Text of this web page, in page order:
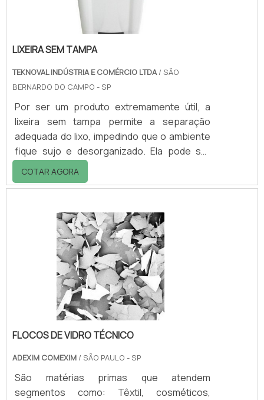
LIXEIRA SEM TAMPA
TEKNOVAL INDÚSTRIA E COMÉRCIO LTDA/ SÃO
BERNARDO DO CAMPO - SP
Por ser um produto extremamente útil, a
lixeira sem tampa permite a separação
adequada do lixo, impedindo que o ambiente
fique sujo e desorganizado. Ela pode ser
solicitada em tamanhos e capacidades
distintas, adequando-se assim a diversos
versatilidade, é possível obter diversas
vantagens, como por exemplo a eficiência
do produto, organização e limpeza do
ambiente. Solicite uma cotação entrando em
contato com a Teknoval! .
COTAR AGORA
FLOCOS DE VIDRO TÉCNICO
ADEXIM COMEXIM / SÃO PAULO - SP
São matérias primas que atendem
segmentos como: Têxtil, cosméticos,